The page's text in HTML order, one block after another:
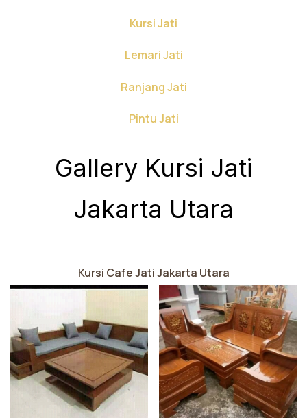
Kursi Jati
Lemari Jati
Ranjang Jati
Pintu Jati
Gallery Kursi Jati
Jakarta Utara
Kursi Cafe Jati Jakarta Utara